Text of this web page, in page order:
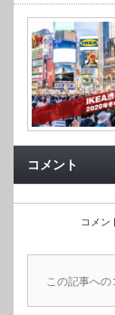
コメント
コメン
この記事への